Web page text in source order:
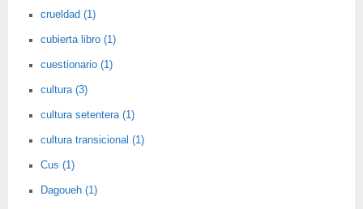
crueldad (1)
cubierta libro (1)
cuestionario (1)
cultura (3)
cultura setentera (1)
cultura transicional (1)
Cus (1)
Dagoueh (1)